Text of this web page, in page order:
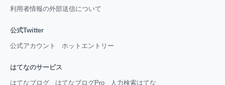
利用者情報の外部送信について
公式Twitter
公式アカウント ホットエントリー
はてなのサービス
はてなブログ はてなブログPro 人力検索はてな